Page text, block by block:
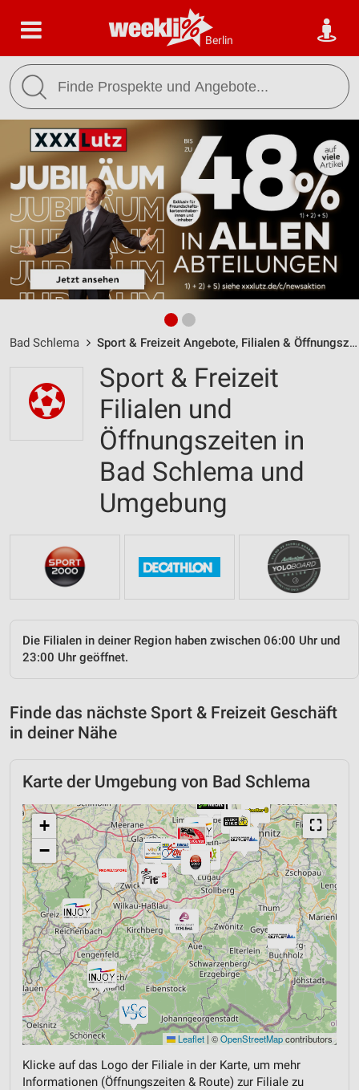
Berlin
Bad Schlema Sport & Freizeit Angebote, Filialen & Öffnungszeiten
Sport & Freizeit
Filialen und
Öffnungszeiten in
Bad Schlema und
Umgebung
Die Filialen in deiner Region haben zwischen 06:00 Uhr und
23:00 Uhr geöffnet.
Finde das nächste Sport & Freizeit Geschäft
in deiner Nähe
Karte der Umgebung von Bad Schlema
⛶
+
−
Leaflet | ©OpenStreetMapcontributors
Klicke auf das Logo der Filiale in der Karte, um mehr
Informationen (Öffnungszeiten & Route) zur Filiale zu